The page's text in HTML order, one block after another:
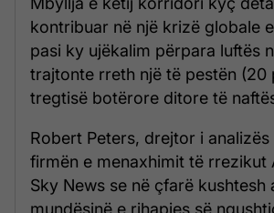
kontribuar në një krizë globale
pasi ky ujëkalim përpara luftës
trajtonte rreth një të pestën (20
tregtisë botërore ditore të
Robert Peters, drejtor i
firmën e menaxhimit të rrezikut
Sky News se në çfarë kushtesh
mundësinë e rihapjes së